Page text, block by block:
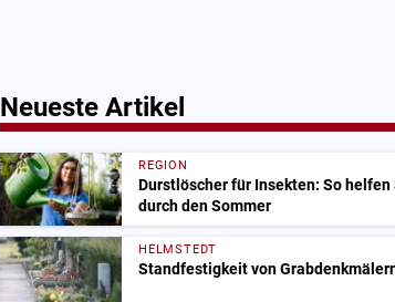
Neueste Artikel
REGION
Durstlöscher für Insekten: So helfen
durch den Sommer
HELMSTEDT
Standfestigkeit von